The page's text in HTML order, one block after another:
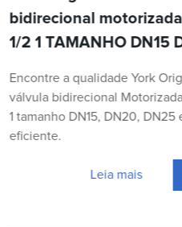
bidirecional
1/2 1 TAMANHO DN15
Encontre a qualidade York
válvula bidirecional
1 tamanho DN15, DN20,
eficiente.
Leia mais